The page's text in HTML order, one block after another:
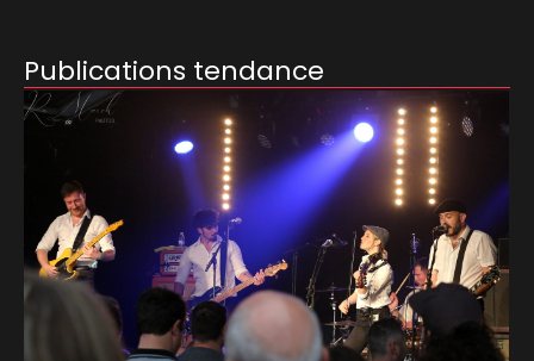
Publications tendance